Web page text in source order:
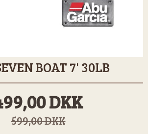
BOAT 7' 30LB
DKK
599,00 DKK